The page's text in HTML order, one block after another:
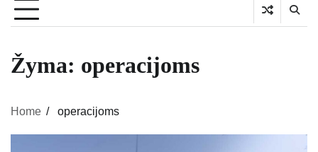
Žyma: operacijoms
Home operacijoms